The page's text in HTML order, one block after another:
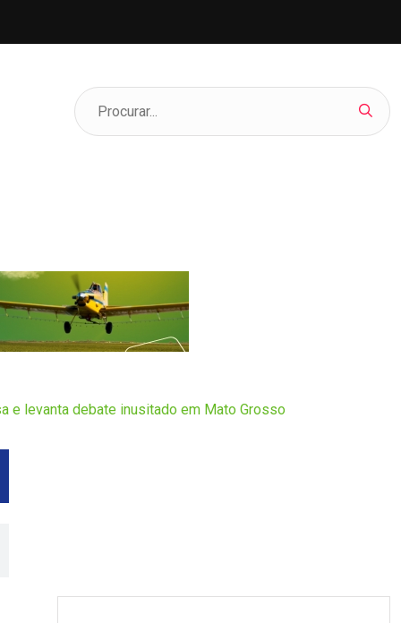
e levanta debate inusitado em Mato Grosso